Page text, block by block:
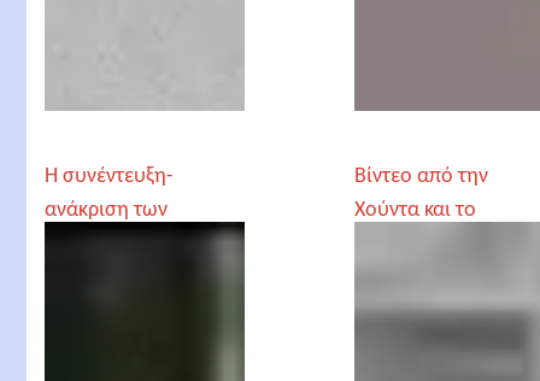
Η συνέντευξη-
ανάκριση των
φοιτητών στον Νίκο
Βίντεο από την
Χούντα και το